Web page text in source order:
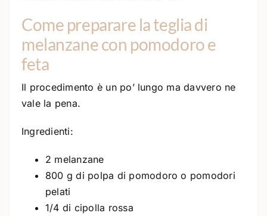
Come preparare la teglia di
melanzane con pomodoro e
feta
Il procedimento è un po’ lungo ma davvero ne
vale la pena.
Ingredienti:
2 melanzane
800 g di polpa di pomodoro o pomodori
pelati
1/4 di cipolla rossa